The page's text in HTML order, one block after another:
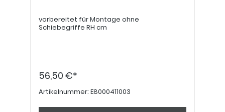
vorbereitet für Montage ohne
Schiebegriffe RH cm
56,50 €*
Artikelnummer: E8000411003